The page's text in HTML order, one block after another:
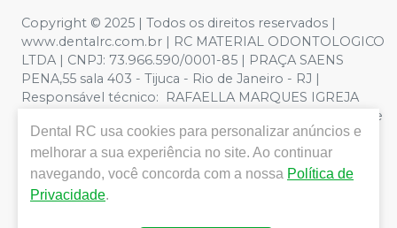
Copyright © 2025 | Todos os direitos reservados |
www.dentalrc.com.br | RC MATERIAL ODONTOLOGICO
LTDA | CNPJ: 73.966.590/0001-85 | PRAÇA SAENS
PENA,55 sala 403 - Tijuca - Rio de Janeiro - RJ |
Responsável técnico: RAFAELLA MARQUES IGREJA
DOS SANTOS CRO/RJ nº 55115 | Política de Privacidade e
Segurança - Fotos meramente ilustrativas - Os preços e
condições da loja virtual estão sujeitos a alterações. Em
caso de divergência de preços no site, o valor válido é o
do Carrinho de Compra. Não vendemos por atacado,
Dental RC usa cookies para personalizar anúncios e
melhorar a sua experiência no site. Ao continuar
navegando, você concorda com a nossa Política de
Privacidade.